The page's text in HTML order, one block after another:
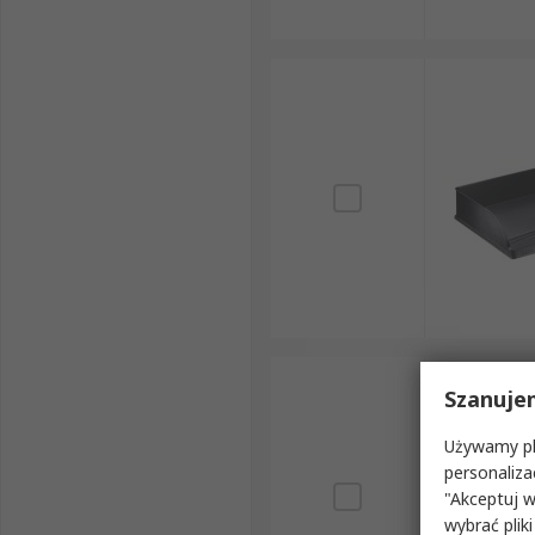
Używamy
"Akceptuj
wybrać